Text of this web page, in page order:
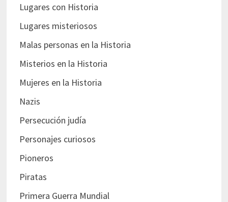
Lugares con Historia
Lugares misteriosos
Malas personas en la Historia
Misterios en la Historia
Mujeres en la Historia
Nazis
Persecución judía
Personajes curiosos
Pioneros
Piratas
Primera Guerra Mundial